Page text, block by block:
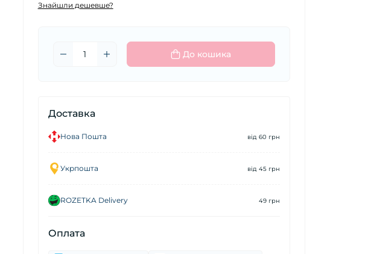
Знайшли дешевше?
До кошика
Доставка
Нова Пошта від 60 грн
Укрпошта від 45 грн
ROZETKA Delivery 49 грн
Оплата